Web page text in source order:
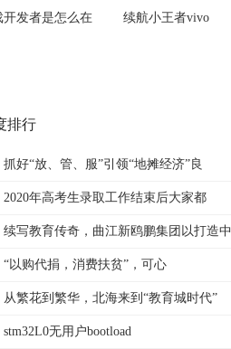
开发者是怎么在 续航小王者vivo
排行
抓好“放、管、服”引领“地摊经济”良
2020年高考生录取工作结束后大家都
续写教育传奇，曲江新鸥鹏集团以打造中
“以购代捐，消费扶贫”，可心
从繁花到繁华，北海来到“教育城时代”
stm32L0无用户bootload